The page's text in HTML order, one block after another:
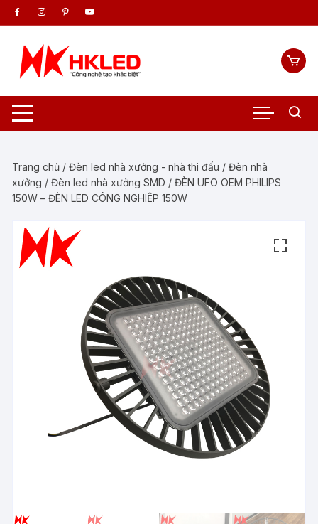
Chuyển
tới
dung
Trang chủ /Đèn led nhà xưởng - nhà thi đấu /Đèn nhà
xưởng /Đèn led nhà xưởng SMD / ĐÈN UFO OEM PHILIPS
150W – ĐÈN LED CÔNG NGHIỆP 150W